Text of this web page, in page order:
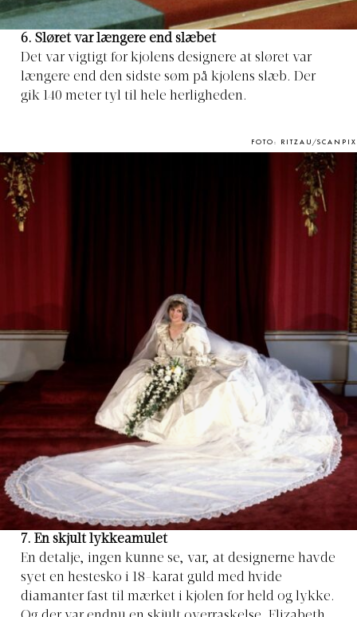
6. Sløret var længere end slæbet
Det var vigtigt for kjolens designere at sløret var
længere end den sidste søm på kjolens slæb. Der
gik 140 meter tyl til hele herligheden.
FOTO: RITZAU/SCANPIX
7. En skjult lykkeamulet
En detalje, ingen kunne se, var, at designerne havde
syet en hestesko i 18-karat guld med hvide
diamanter fast til mærket i kjolen for held og lykke.